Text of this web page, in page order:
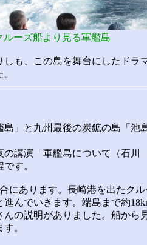
ルーズ船より見る軍艦島
も、この島を舞台にしたドラ
」と九州最後の炭鉱の島「池
講演「軍艦島について（石
す。
にあります。長崎港を出たク
んでいきます。端島まで約
の説明がありました。船から
。